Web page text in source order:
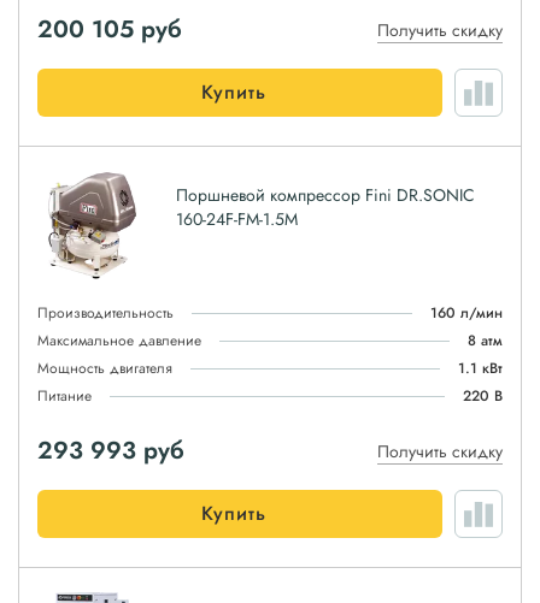
200 105 руб Получить скидку
Купить
Поршневой компрессор Fini DR.SONIC
160-24F-FM-1.5M
Производительность
160 л/мин
Максимальное давление
8 атм
Мощность двигателя
1.1 кВт
Питание
220 В
293 993 руб Получить скидку
Купить